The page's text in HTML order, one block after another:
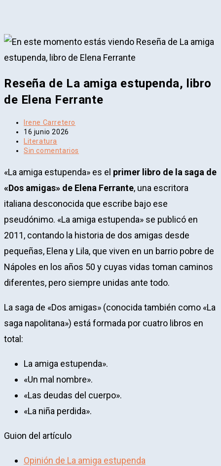
Reseña de La amiga estupenda, libro
de Elena Ferrante
Autor
de
la
entrada:
Irene Carretero
Publicación
de
la
16 junio 2026
Categoría
de
entrada:
Literatura
Comentarios
la
entrada:
Sin comentarios
«La amiga estupenda» es el primer libro de la saga de
«Dos amigas» de Elena Ferrante, una escritora
italiana desconocida que escribe bajo ese
pseudónimo. «La amiga estupenda» se publicó en
2011, contando la historia de dos amigas desde
pequeñas, Elena y Lila, que viven en un barrio pobre de
Nápoles en los años 50 y cuyas vidas toman caminos
diferentes, pero siempre unidas ante todo.
La saga de «Dos amigas» (conocida también como «La
saga napolitana») está formada por cuatro libros en
total:
La amiga estupenda».
«Un mal nombre».
«Las deudas del cuerpo».
«La niña perdida».
Guion del artículo
Opinión de La amiga estupenda